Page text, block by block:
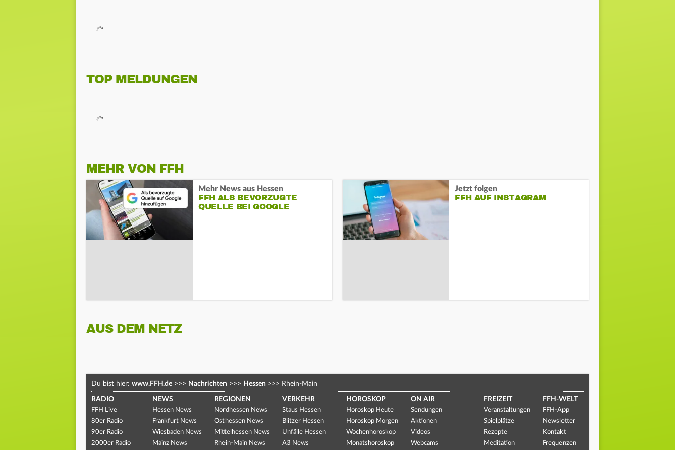
TOP MELDUNGEN
MEHR VON FFH
Mehr News aus Hessen
FFH ALS BEVORZUGTE
QUELLE BEI GOOGLE
Jetzt folgen
FFH AUF INSTAGRAM
AUS DEM NETZ
Du bist hier: www.FFH.de >>> Nachrichten >>> Hessen >>> Rhein-Main
RADIO
FFH Live
80er Radio
90er Radio
2000er Radio
NEWS
Hessen News
Frankfurt News
Wiesbaden News
Mainz News
REGIONEN
Nordhessen News
Osthessen News
Mittelhessen News
Rhein-Main News
VERKEHR
Staus Hessen
Blitzer Hessen
Unfälle Hessen
A3 News
HOROSKOP
Horoskop Heute
Horoskop Morgen
Wochenhoroskop
Monatshoroskop
ON AIR
Sendungen
Aktionen
Videos
Webcams
FREIZEIT
Veranstaltungen
Spielplätze
Rezepte
Meditation
FFH-WELT
FFH-App
Newsletter
Kontakt
Frequenzen